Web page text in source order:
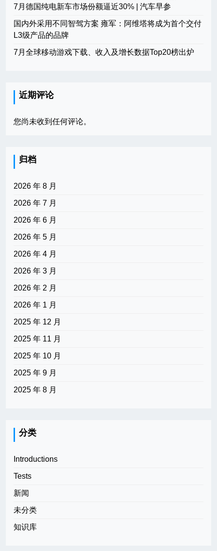
7月德国纯电新车市场份额逼近30% | 汽车早参
国内外采用不同智驾方案 雍军：阿维塔将成为首个交付
L3级产品的品牌
7月全球移动游戏下载、收入及增长数据Top20榜出炉
近期评论
您尚未收到任何评论。
归档
2026 年 8 月
2026 年 7 月
2026 年 6 月
2026 年 5 月
2026 年 4 月
2026 年 3 月
2026 年 2 月
2026 年 1 月
2025 年 12 月
2025 年 11 月
2025 年 10 月
2025 年 9 月
2025 年 8 月
分类
Introductions
Tests
新闻
未分类
知识库